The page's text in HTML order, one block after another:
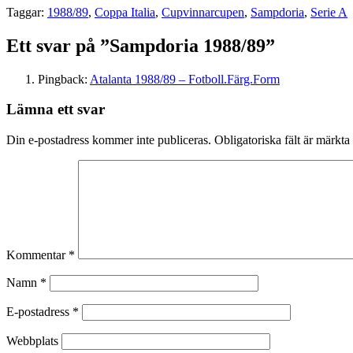
Taggar: 1988/89, Coppa Italia, Cupvinnarcupen, Sampdoria, Serie A
Ett svar på ”Sampdoria 1988/89”
Pingback: Atalanta 1988/89 – Fotboll.Färg.Form
Lämna ett svar
Din e-postadress kommer inte publiceras. Obligatoriska fält är märkta
Kommentar *
Namn *
E-postadress *
Webbplats